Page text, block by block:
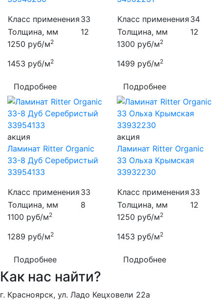
Класс применения 33
Толщина, мм
12
1250 руб/м2
1453 руб/м2
Подробнее
Класс применения 34
Толщина, мм
12
1300 руб/м2
1499 руб/м2
Подробнее
акция
Ламинат Ritter Organic
33-8 Дуб Серебристый
33954133
Класс применения 33
Толщина, мм
8
1100 руб/м2
1289 руб/м2
Подробнее
акция
Ламинат Ritter Organic
33 Ольха Крымская
33932230
Класс применения 33
Толщина, мм
12
1250 руб/м2
1453 руб/м2
Подробнее
Как нас найти?
г. Красноярск, ул. Ладо Кецховели 22а